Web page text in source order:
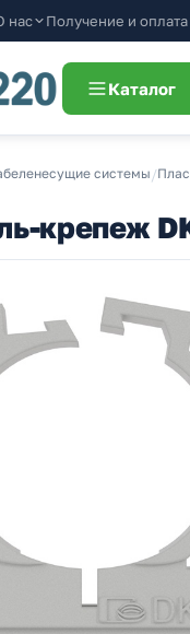
нас Получение и оплата
Каталог
системы /
крепеж